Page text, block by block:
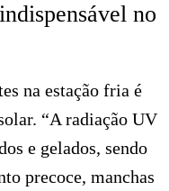
no
na estação fria é
“A radiação UV
e gelados, sendo
precoce, manchas